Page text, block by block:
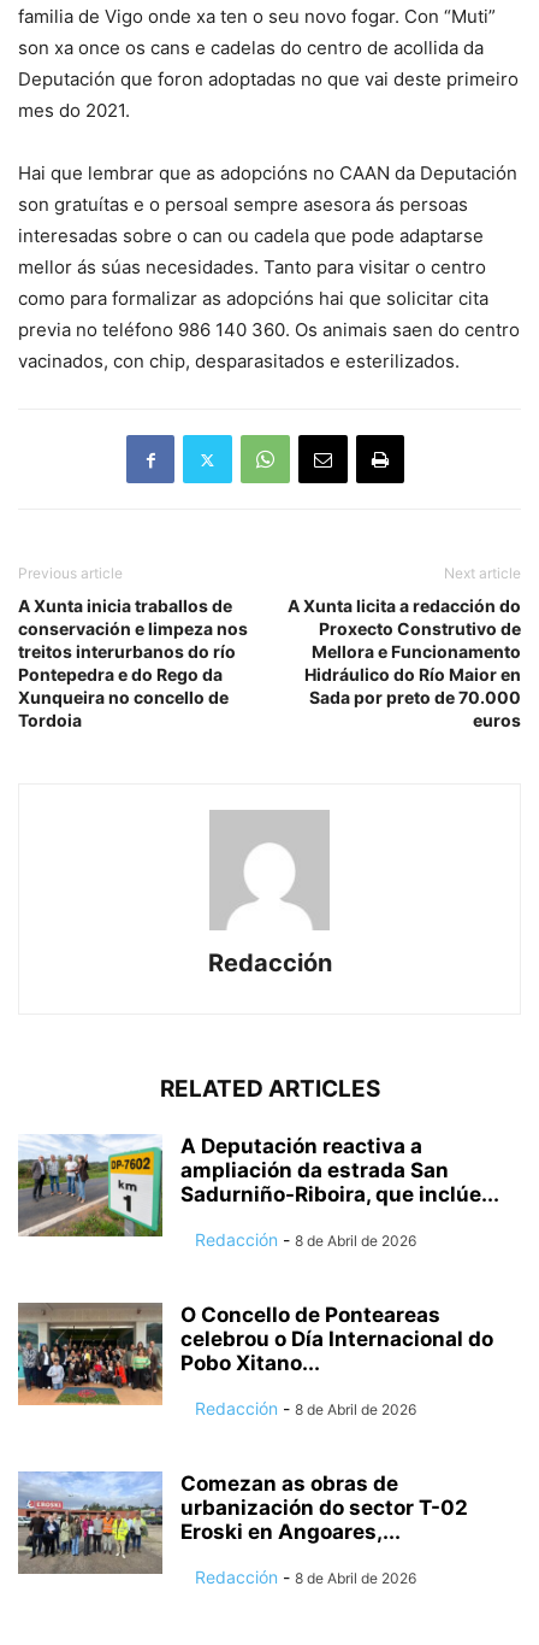
familia de Vigo onde xa ten o seu novo fogar. Con “Muti”
son xa once os cans e cadelas do centro de acollida da
Deputación que foron adoptadas no que vai deste primeiro
mes do 2021.
Hai que lembrar que as adopcións no CAAN da Deputación
son gratuítas e o persoal sempre asesora ás persoas
interesadas sobre o can ou cadela que pode adaptarse
mellor ás súas necesidades. Tanto para visitar o centro
como para formalizar as adopcións hai que solicitar cita
previa no teléfono 986 140 360. Os animais saen do centro
vacinados, con chip, desparasitados e esterilizados.
Previous article
A Xunta inicia traballos de
conservación e limpeza nos
treitos interurbanos do río
Pontepedra e do Rego da
Xunqueira no concello de
Tordoia
Next article
A Xunta licita a redacción do
Proxecto Construtivo de
Mellora e Funcionamento
Hidráulico do Río Maior en
Sada por preto de 70.000
euros
Redacción
RELATED ARTICLES
A Deputación reactiva a
ampliación da estrada San
Sadurniño-Riboira, que inclúe...
Redacción - 8 de Abril de 2026
O Concello de Ponteareas
celebrou o Día Internacional do
Pobo Xitano...
Redacción - 8 de Abril de 2026
Comezan as obras de
urbanización do sector T-02
Eroski en Angoares,...
Redacción - 8 de Abril de 2026